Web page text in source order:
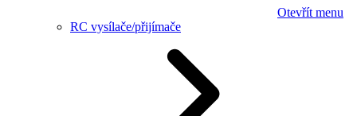
Otevřít menu
RC vysílače/přijímače